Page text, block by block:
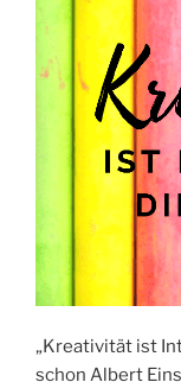
„Kreativität ist
schon Albert